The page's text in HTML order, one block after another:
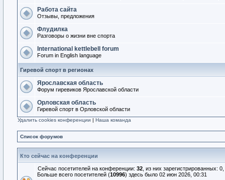
Работа сайта
Отзывы, предложения
Флудилка
Разговоры о жизни вне спорта
International kettlebell forum
Forum in English language
Гиревой спорт в регионах
Ярославская область
Форум гиревиков Ярославской области
Орловская область
Гиревой спорт в Орловской области
Удалить cookies конференции | Наша команда
Список форумов
Кто сейчас на конференции
Сейчас посетителей на конференции: 32 , из них зарегистрированных:
Больше всего посетителей (10996) здесь было 02 июн 2026, 00:31